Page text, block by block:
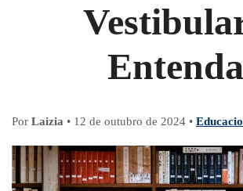
Entenda
Por Laizia • 12 de outubro de 2024 •